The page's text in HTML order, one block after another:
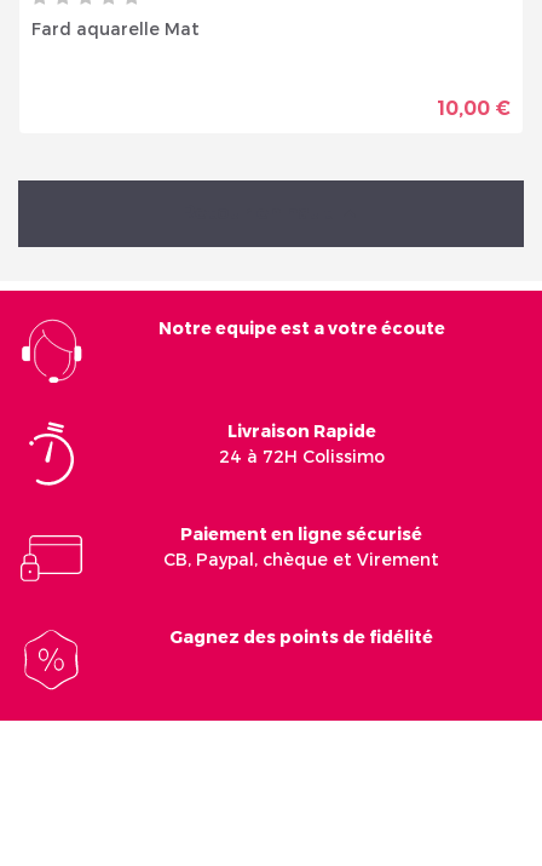
Fard aquarelle Mat
10,00 €
Notre equipe est a votre écoute
Livraison Rapide
24 à 72H Colissimo
Paiement en ligne sécurisé
CB, Paypal, chèque et Virement
Gagnez des points de fidélité